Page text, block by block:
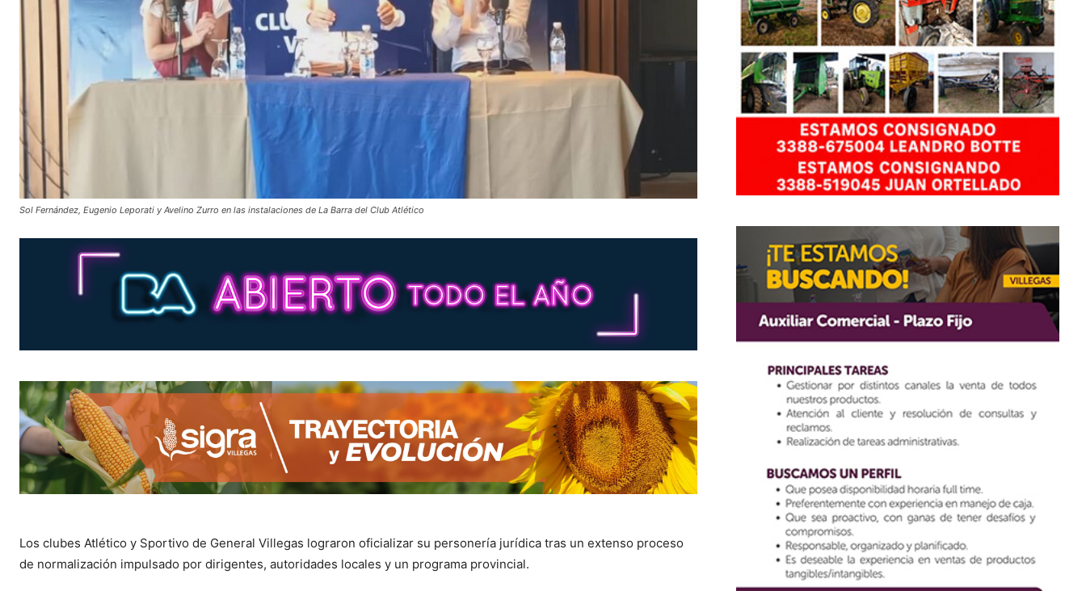
Sol Fernández, Eugenio Leporati y Avelino Zurro en las instalaciones de La Barra del Club Atlético
Los clubes Atlético y Sportivo de General Villegas lograron oficializar su personería jurídica tras un extenso proceso
de normalización impulsado por dirigentes, autoridades locales y un programa provincial.